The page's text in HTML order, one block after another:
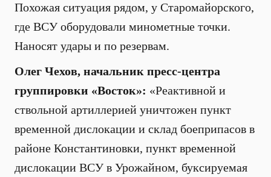
Похожая ситуация рядом, у Старомайорского,
где ВСУ оборудовали минометные точки.
Наносят удары и по резервам.
Олег Чехов, начальник пресс-центра
группировки «Восток»: «Реактивной и
ствольной артиллерией уничтожен пункт
временной дислокации и склад боеприпасов в
районе Константиновки, пункт временной
дислокации ВСУ в Урожайном, буксируемая